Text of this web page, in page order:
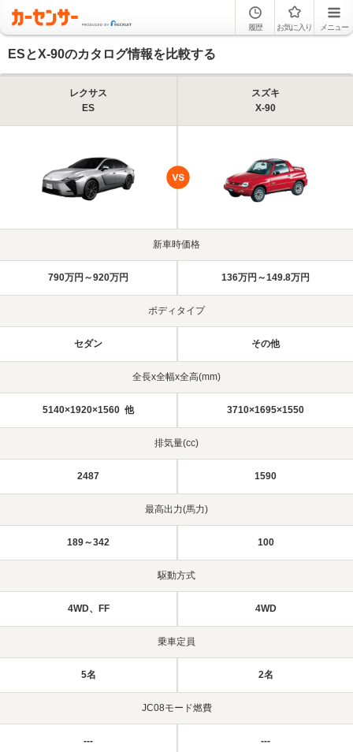
履歴 お気に入り メニュー
ESとX-90のカタログ情報を比較する
レクサス
ES
スズキ
X-90
新車時価格
790万円～920万円 136万円～149.8万円
ボディタイプ
セダン その他
全長x全幅x全高(mm)
5140×1920×1560 他 3710×1695×1550
排気量(cc)
2487 1590
最高出力(馬力)
189～342 100
駆動方式
4WD、FF 4WD
乗車定員
5名 2名
JC08モード燃費
--- ---